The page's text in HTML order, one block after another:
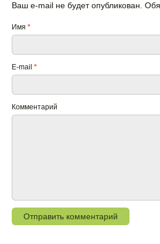
Ваш e-mail не будет опубликован.
Имя *
E-mail *
Комментарий